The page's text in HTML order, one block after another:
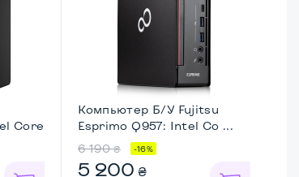
Core
Компьютер Б/У Fujitsu
Esprimo Q957: Intel Co ...
6 190 ₴ -16%
5 200 ₴